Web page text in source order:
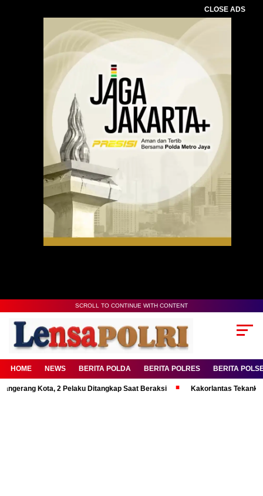
CLOSE ADS
SCROLL TO CONTINUE WITH CONTENT
HOME NEWS BERITA POLDA BERITA POLRES BERITA
Kota, 2 Pelaku Ditangkap Saat Beraksi Kakorlantas Tekankan Mental